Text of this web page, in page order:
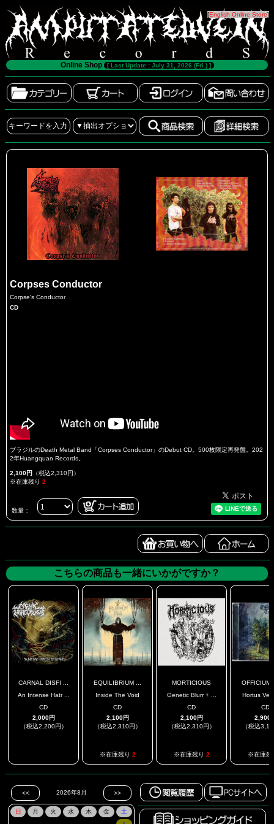
[English Online Store]
Online Shop [ Last Update : July 31, 2026 (Fri.) ]
Corpses Conductor
Corpse's Conductor
CD
ブラジルのDeath Metal Band「Corpses Conductor」のDebut CD。500枚限定再発盤。202
2年Huangquan Records。
2,100円 （税込2,310円）
※在庫残り 2
数量：
こちらの商品も一緒にいかがですか？
CARNAL DISFI ...
An Intense Hatr ...
CD
2,000円
（税込2,200円）
EQUILIBRIUM ...
Inside The Void
CD
2,100円
（税込2,310円）
※在庫残り 2
MORTICIOUS
Genetic Blurr + ...
CD
2,100円
（税込2,310円）
※在庫残り 2
OFFICIUM
Hortus
CD
2,900
（税込
※在庫残